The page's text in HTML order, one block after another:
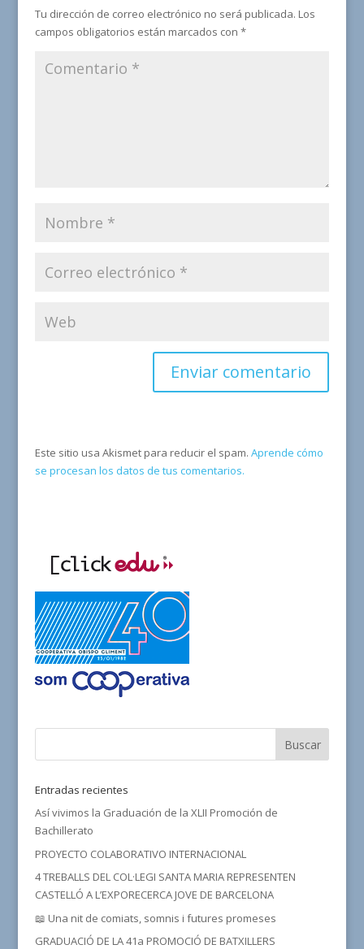
Tu dirección de correo electrónico no será publicada. Los
campos obligatorios están marcados con *
Este sitio usa Akismet para reducir el spam. Aprende cómo
se procesan los datos de tus comentarios.
Entradas recientes
Así vivimos la Graduación de la XLII Promoción de
Bachillerato
PROYECTO COLABORATIVO INTERNACIONAL
4 TREBALLS DEL COL·LEGI SANTA MARIA REPRESENTEN
CASTELLÓ A L’EXPORECERCA JOVE DE BARCELONA
📖 Una nit de comiats, somnis i futures promeses
GRADUACIÓ DE LA 41a PROMOCIÓ DE BATXILLERS